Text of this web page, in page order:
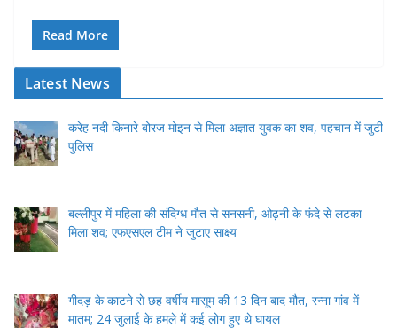
Read More
Latest News
करेह नदी किनारे बोरज मोइन से मिला अज्ञात युवक का शव, पहचान में जुटी
पुलिस
बल्लीपुर में महिला की संदिग्ध मौत से सनसनी, ओढ़नी के फंदे से लटका
मिला शव; एफएसएल टीम ने जुटाए साक्ष्य
गीदड़ के काटने से छह वर्षीय मासूम की 13 दिन बाद मौत, रन्ना गांव में
मातम; 24 जुलाई के हमले में कई लोग हुए थे घायल